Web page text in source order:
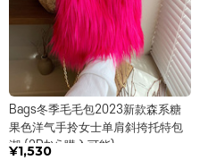
Bags冬季毛毛包2023新款森系糖
果色洋气手拎女士单肩斜挎托特包
潮 (2Pから購入可能)
¥1,530